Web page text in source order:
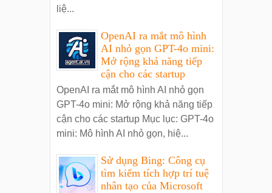
liệ...
OpenAI ra mắt mô hình
AI nhỏ gọn GPT-4o mini:
Mở rộng khả năng tiếp
cận cho các startup
OpenAI ra mắt mô hình AI nhỏ gọn
GPT-4o mini: Mở rộng khả năng tiếp
cận cho các startup Mục lục: GPT-4o
mini: Mô hình AI nhỏ gọn, hiệ...
Sử dụng Bing: Công cụ
tìm kiếm tích hợp trí tuệ
nhân tạo của Microsoft